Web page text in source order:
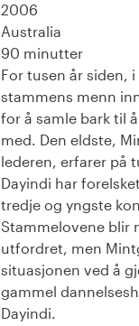
2006
Australia
90 minutter
For tusen år siden,
stammens menn
for å samle bark til
med. Den eldste,
lederen, erfarer på
Dayindi har
tredje og yngste
Stammelovene blir
utfordret, men
situasjonen ved å
gammel
Dayindi.